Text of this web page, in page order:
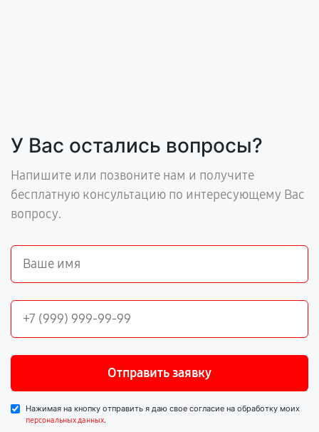
У Вас остались вопросы?
Напишите или позвоните нам и получите
бесплатную консультацию по интересующему Вас
вопросу.
Отправить заявку
Нажимая на кнопку отправить я даю свое согласие на обработку моих
персональных данных.